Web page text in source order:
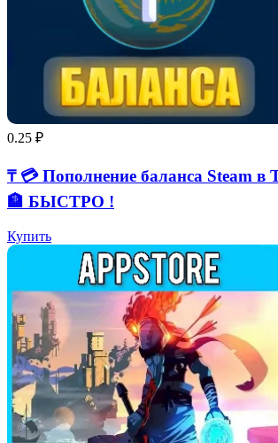
0.25 ₽
₸ 💳 Пополнение баланса Steam
🏦 БЫСТРО !
Купить